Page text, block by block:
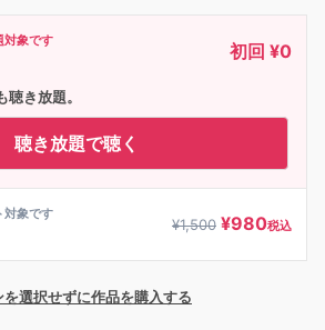
対象です 初回 ¥0
き放題。
聴き放題で聴く
対象です
¥1,500 ¥980税込
を選択せずに作品を購入する